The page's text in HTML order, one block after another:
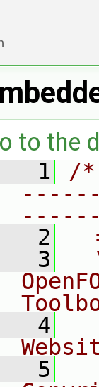
to the
1
/
2
3
4
5